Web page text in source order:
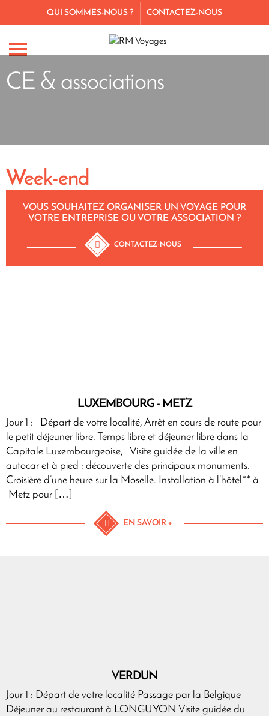
QUI SOMMES-NOUS ? CONTACTEZ-NOUS
CE & associations
Week-end
VOUS SOUHAITEZ ORGANISER UN VOYAGE POUR
VOTRE ENTREPRISE OU VOTRE ASSOCIATION ?
CONTACTEZ-NOUS
LUXEMBOURG - METZ
Jour 1 : Départ de votre localité, Arrêt en cours de route pour
le petit déjeuner libre. Temps libre et déjeuner libre dans la
Capitale Luxembourgeoise, Visite guidée de la ville en
autocar et à pied : découverte des principaux monuments.
Croisière d’une heure sur la Moselle. Installation à l’hôtel** à
Metz pour […]
EN SAVOIR +
VERDUN
Jour 1 : Départ de votre localité Passage par la Belgique
Déjeuner au restaurant à LONGUYON Visite guidée du